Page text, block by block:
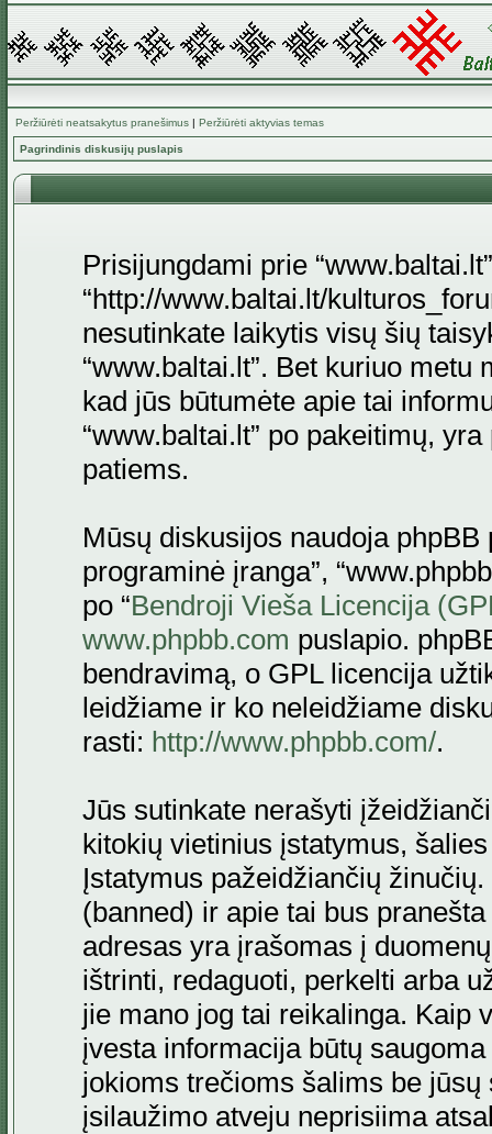
Peržiūrėti neatsakytus pranešimus | Peržiūrėti aktyvias temas
Pagrindinis diskusijų puslapis
Prisijungdami prie
“http://www.baltai.lt/
nesutinkate laikytis visų šių
“www.baltai.lt”. Bet kuriuo
kad jūs būtumėte apie tai
“www.baltai.lt” po pakeitimų,
patiems.
Mūsų diskusijos naudoja phpBB
programinė įranga”,
po “Bendroji Vieša Licencija
www.phpbb.com puslapio.
bendravimą, o GPL licencija
leidžiame ir ko neleidžiame
rasti: http://www.phpbb.com/.
Jūs sutinkate nerašyti
kitokių vietinius įstatymus,
Įstatymus pažeidžiančių
(banned) ir apie tai bus
adresas yra įrašomas į
ištrinti, redaguoti, perkelti arba
jie mano jog tai reikalinga. Kaip
įvesta informacija būtų
jokioms trečioms šalims be jūsų
įsilaužimo atveju neprisiima